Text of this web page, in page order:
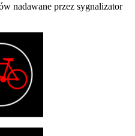
nadawane przez sygnalizator